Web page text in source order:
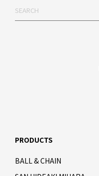
PRODUCTS
BALL & CHAIN